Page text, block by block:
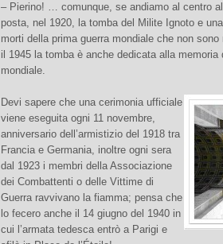
– Pierino! … comunque, se andiamo al centro
posta, nel 1920, la tomba del Milite Ignoto e
morti della prima guerra mondiale che non
il 1945 la tomba è anche dedicata alla
mondiale.
Devi sapere che una cerimonia ufficiale
viene eseguita ogni 11 novembre,
anniversario dell’armistizio del 1918 tra
Francia e Germania, inoltre ogni sera
dal 1923 i membri della Associazione
dei Combattenti o delle Vittime di
Guerra ravvivano la fiamma; pensa che
lo fecero anche il 14 giugno del 1940 in
cui l’armata tedesca entrò a Parigi e